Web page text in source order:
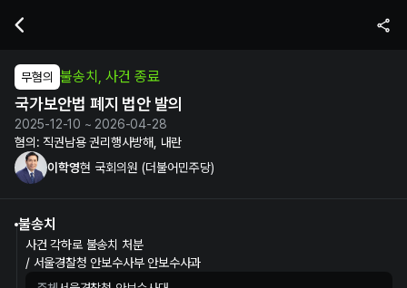
무혐의 불송치, 사건 종료
국가보안법 폐지 법안 발의
2025-12-10 ~ 2026-04-28
혐의: 직권남용 권리행사방해, 내란
이학영현 국회의원 (더불어민주당)
불송치
사건 각하로 불송치 처분
/ 서울경찰청 안보수사부 안보수사과